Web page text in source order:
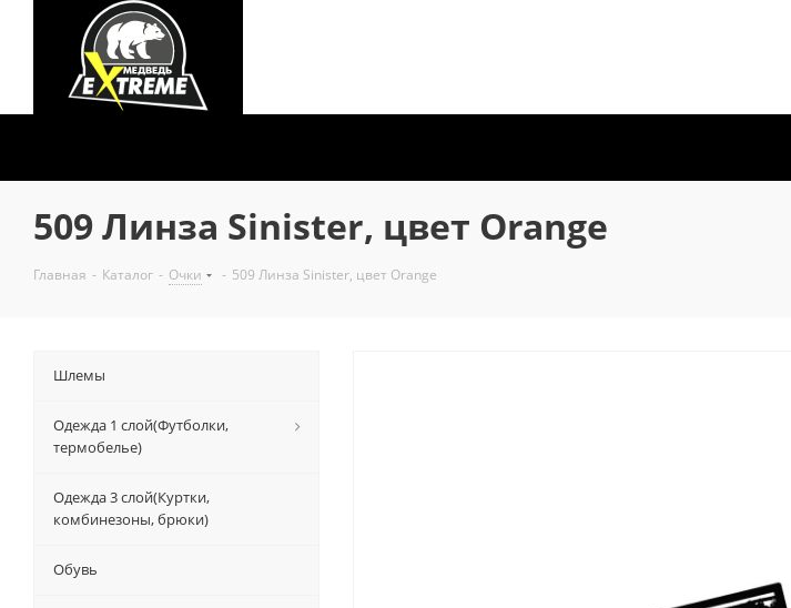
509 Линза Sinister, цвет Orange
Главная - Каталог - Очки - 509 Линза Sinister, цвет Orange
Шлемы
Одежда 1 слой(Футболки,
термобелье)
Одежда 3 слой(Куртки,
комбинезоны, брюки)
Обувь